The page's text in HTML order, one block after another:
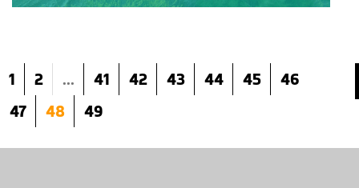
1 2 ... 41 42 43 44 45
46
47
48 49